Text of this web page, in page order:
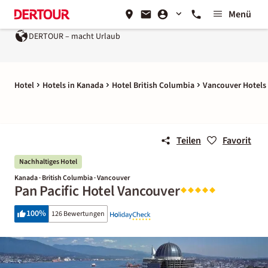
Menü
DERTOUR – macht Urlaub
Hotel Hotels in Kanada Hotel British Columbia Vancouver Hotels
Teilen Favorit
Nachhaltiges Hotel
Kanada · British Columbia · Vancouver
Pan Pacific Hotel Vancouver
100% 126 Bewertungen